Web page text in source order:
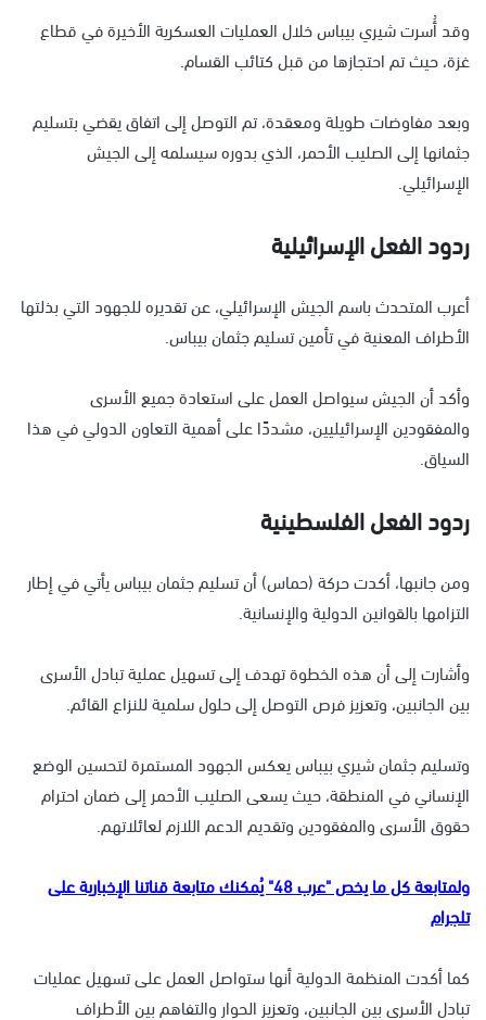
وقد أُسرت شيري بيباس خلال العمليات العسكرية الأخيرة في قطاع
غزة، حيث تم احتجازها من قبل كتائب القسام.
وبعد مفاوضات طويلة ومعقدة، تم التوصل إلى اتفاق يقضي بتسليم
جثمانها إلى الصليب الأحمر، الذي بدوره سيسلمه إلى الجيش
الإسرائيلي.
ردود الفعل الإسرائيلية
أعرب المتحدث باسم الجيش الإسرائيلي، عن تقديره للجهود التي بذلتها
الأطراف المعنية في تأمين تسليم جثمان بيباس.
وأكد أن الجيش سيواصل العمل على استعادة جميع الأسرى
والمفقودين الإسرائيليين، مشددًا على أهمية التعاون الدولي في هذا
السياق.
ردود الفعل الفلسطينية
ومن جانبها، أكدت حركة (حماس) أن تسليم جثمان بيباس يأتي في إطار
التزامها بالقوانين الدولية والإنسانية.
وأشارت إلى أن هذه الخطوة تهدف إلى تسهيل عملية تبادل الأسرى
بين الجانبين، وتعزيز فرص التوصل إلى حلول سلمية للنزاع القائم.
وتسليم جثمان شيري بيباس يعكس الجهود المستمرة لتحسين الوضع
الإنساني في المنطقة، حيث يسعى الصليب الأحمر إلى ضمان احترام
حقوق الأسرى والمفقودين وتقديم الدعم اللازم لعائلاتهم.
ولمتابعة كل ما يخص "عرب 48" يُمكنك متابعة قناتنا الإخبارية على
تلجرام
كما أكدت المنظمة الدولية أنها ستواصل العمل على تسهيل عمليات
تبادل الأسرى بين الجانبين، وتعزيز الحوار والتفاهم بين الأطراف